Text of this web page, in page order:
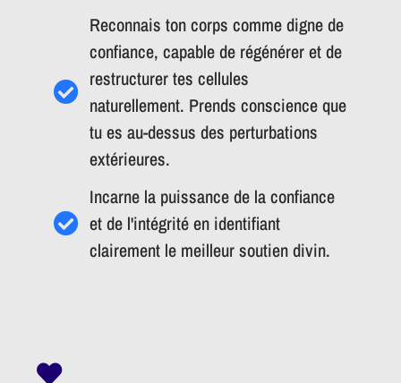
Reconnais ton corps comme digne de
confiance, capable de régénérer et de
restructurer tes cellules
naturellement. Prends conscience que
tu es au-dessus des perturbations
extérieures.
Incarne la puissance de la confiance
et de l'intégrité en identifiant
clairement le meilleur soutien divin.